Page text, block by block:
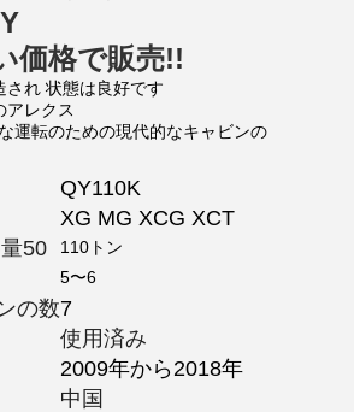
価格で販売!!
れ 状態は良好です
アレクス
運転のための現代的なキャビンの
QY110K
XG MG XCG XCT
50
110トン
5〜6
の数7
使用済み
2009年から2018年
中国